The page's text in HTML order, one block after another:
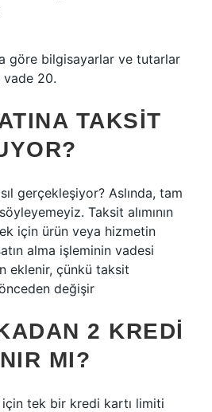
göre bilgisayarlar ve tutarlar
vade 20.
TAKSIT
gerçekleşiyor? Aslında, tam
Taksit alımının
için ürün veya hizmetin
alma işleminin vadesi
eklenir, çünkü taksit
değişir
2 KREDI
MI?
tek bir kredi kartı limiti